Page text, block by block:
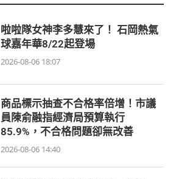
啦啦隊女神李多慧來了！ 石岡熱氣
球嘉年華8/22起登場
2026-08-06 18:07
商品標示抽查不合格率倍增！市議
員陳俞融指經濟局預算執行
85.9%，不合格問題卻無改善
2026-08-06 14:40